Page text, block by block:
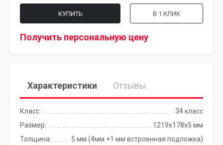
КУПИТЬ В 1 КЛИК
Получить персональную цену
Характеристики Отзывы
Класс:
34 класс
Размер:
1219x178x5 мм
Толщина:
5 мм (4мм +1 мм встроенная подложка)